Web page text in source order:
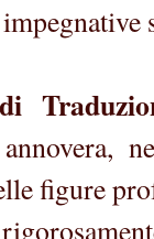
di
annovera,
figure